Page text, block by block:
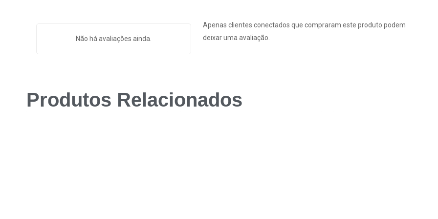
Não há avaliações ainda.
Apenas clientes conectados que compraram este produto podem
deixar uma avaliação.
Produtos Relacionados